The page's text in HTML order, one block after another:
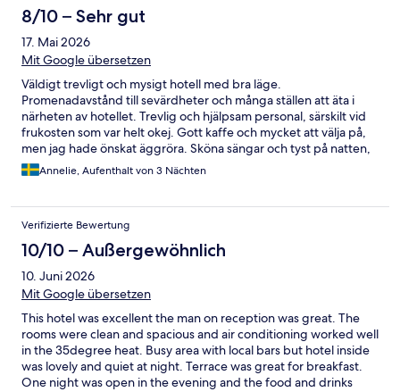
8/10 – Sehr gut
17. Mai 2026
Mit Google übersetzen
Väldigt trevligt och mysigt hotell med bra läge.
Promenadavstånd till sevärdheter och många ställen att äta i
närheten av hotellet. Trevlig och hjälpsam personal, särskilt vid
frukosten som var helt okej. Gott kaffe och mycket att välja på,
men jag hade önskat äggröra. Sköna sängar och tyst på natten,
trots närheten till livligt torg.
Annelie, Aufenthalt von 3 Nächten
Verifizierte Bewertung
10/10 – Außergewöhnlich
10. Juni 2026
Mit Google übersetzen
This hotel was excellent the man on reception was great. The
rooms were clean and spacious and air conditioning worked well
in the 35degree heat. Busy area with local bars but hotel inside
was lovely and quiet at night. Terrace was great for breakfast.
One night was open in the evening and the food and drinks